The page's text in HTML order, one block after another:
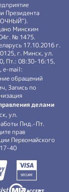
Минским
№ 1475.
17.10.2016 г.
г. Минск, ул.
Пт.: 08:30-16:15,
e-mail:
обращений
Запись по
делами
ул.
Пнд.-Пт.
прав
Первомайского
40